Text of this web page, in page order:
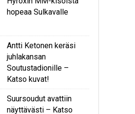
hopeaa Sulkavalle
Antti Ketonen keräsi
juhlakansan
Soutustadionille –
Katso kuvat!
Suursoudut avattiin
näyttävästi – Katso